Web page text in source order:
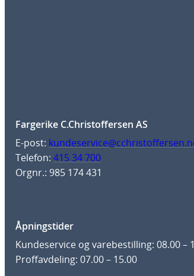
Fargerike C.Christoffersen AS
E-post:
Telefon: 415 34 700
Orgnr.: 985 174 431
Åpningstider
Kundeservice og varebestilling: 08.00 –
Proffavdeling: 07.00 – 15.00